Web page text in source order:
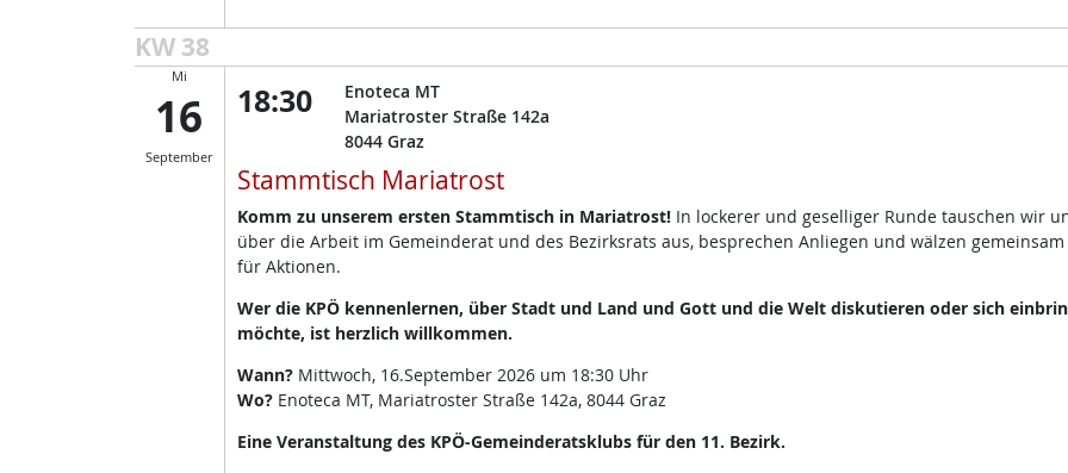
KW 38
Mi
16
September
18:30
Enoteca MT
Mariatroster Straße 142a
8044 Graz
Stammtisch Mariatrost
Komm zu unserem ersten Stammtisch in Mariatrost!In lockerer und geselliger Runde tauschen wir
über die Arbeit im Gemeinderat und des Bezirksrats aus, besprechen Anliegen und wälzen
für Aktionen.
Wer die KPÖ kennenlernen, über Stadt und Land und Gott und die Welt diskutieren oder sich
möchte, ist herzlich willkommen.
Wann?Mittwoch, 16.September 2026 um 18:30 Uhr
Wo?Enoteca MT, Mariatroster Straße 142a, 8044 Graz
Eine Veranstaltung des KPÖ-Gemeinderatsklubs für den 11. Bezirk.